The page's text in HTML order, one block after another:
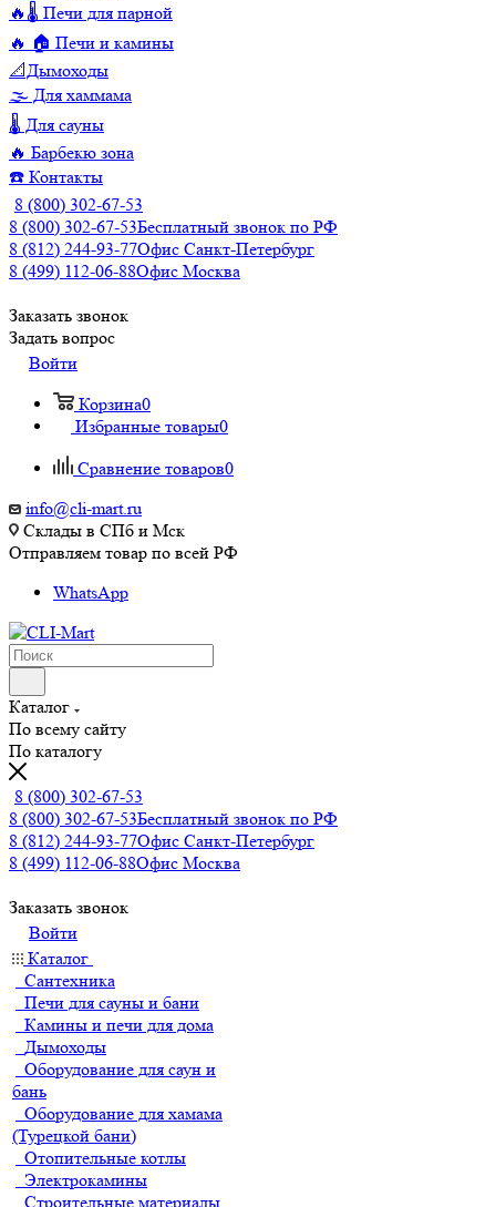
🔥🌡️ Печи для парной
🔥 🏠 Печи и камины
📐Дымоходы
🌫️ Для хаммама
🌡️ Для сауны
🔥 Барбекю зона
☎️ Контакты
8 (800) 302-67-53
8 (800) 302-67-53Бесплатный звонок по РФ
8 (812) 244-93-77Офис Санкт-Петербург
8 (499) 112-06-88Офис Москва
Заказать звонок
Задать вопрос
Войти
Корзина0
Избранные товары0
Сравнение товаров0
info@cli-mart.ru
Склады в СПб и Мск
Отправляем товар по всей РФ
WhatsApp
Каталог
По всему сайту
По каталогу
8 (800) 302-67-53
8 (800) 302-67-53Бесплатный звонок по РФ
8 (812) 244-93-77Офис Санкт-Петербург
8 (499) 112-06-88Офис Москва
Заказать звонок
Войти
Каталог
Сантехника
Печи для сауны и бани
Камины и печи для дома
Дымоходы
Оборудование для саун и
бань
Оборудование для хамама
(Турецкой бани)
Отопительные котлы
Электрокамины
Строительные материалы